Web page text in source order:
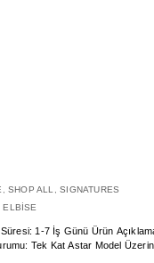
,SHOP ALL ,SIGNATURES
ELBİSE
Gümüş Payetli Maxi Elbise Malzeme&Kumaş: Metalic Esnek Payetli